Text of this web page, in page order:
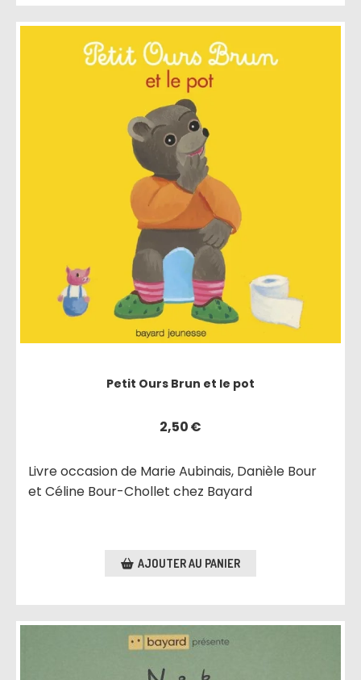
Petit Ours Brun et le pot
2,50€
Livre occasion de Marie Aubinais, Danièle Bour
et Céline Bour-Chollet chez Bayard
AJOUTER AU PANIER